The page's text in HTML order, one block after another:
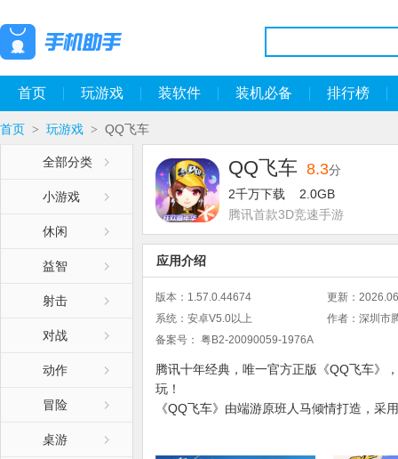
首页 玩游戏 装软件 装机必备 排行榜
首页 > 玩游戏 > QQ飞车
全部分类
小游戏
休闲
益智
射击
对战
动作
冒险
桌游
QQ飞车 8.3分
2千万下载
2.0GB
腾讯首款3D竞速手游
应用介绍
版本： 1.57.0.44674 更新：
系统： 安卓V5.0以上 作者： 深圳市
备案号： 粤B2-20090059-1976A
腾讯十年经典，唯一官方正版《QQ飞车》
玩！
《QQ飞车》由端游原班人马倾情打造，采